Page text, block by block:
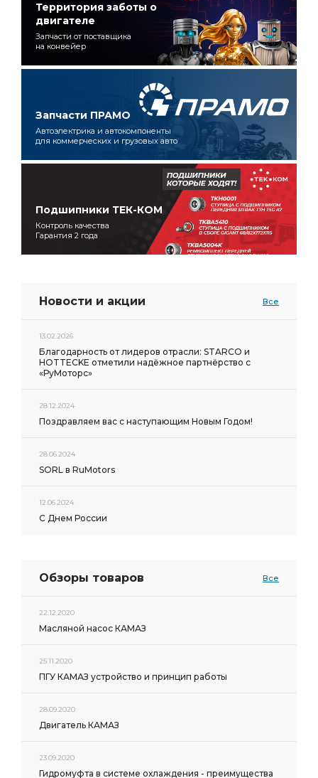
Территория заботы о
двигателе
Запчасти от поставщика
на конвейер
Запчасти ПРАМО
Автоэлектрика и автокомпоненты
для коммерческих и грузовых авто
Подшипники ТЕК-КОМ
Контроль качества
Гарантия 2 года
Новости и акции Все
13.02.2026
Благодарность от лидеров отрасли: STARCO и
HOTTECKE отметили надёжное партнёрство с
«РуМоторс»
28.12.2024
Поздравляем вас с наступающим Новым Годом!
28.06.2024
SORL в RuMotors
12.06.2024
С Днем России
Обзоры товаров Все
22.12.2020
Масляной насос КАМАЗ
25.11.2020
ПГУ КАМАЗ устройство и принцип работы
28.09.2020
Двигатель КАМАЗ
23.09.2020
Гидромуфта в системе охлаждения - преимущества